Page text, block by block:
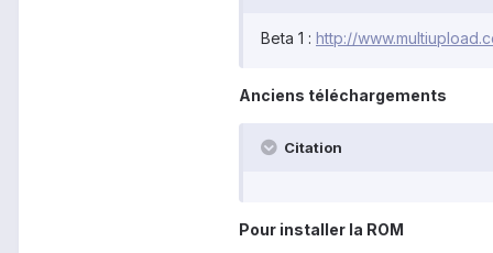
Beta 1 : http://
Anciens téléchargements
Citation
Pour installer la ROM